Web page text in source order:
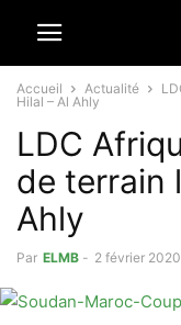
Accueil Actualité
Hilal – Al Ahly
LDC
de terrain
Ahly
Par ELMB - 2 février